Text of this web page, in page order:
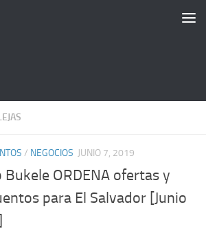
/ NEGOCIOS JUNIO 7, 2019
Bukele ORDENA ofertas y
para El Salvador [Junio